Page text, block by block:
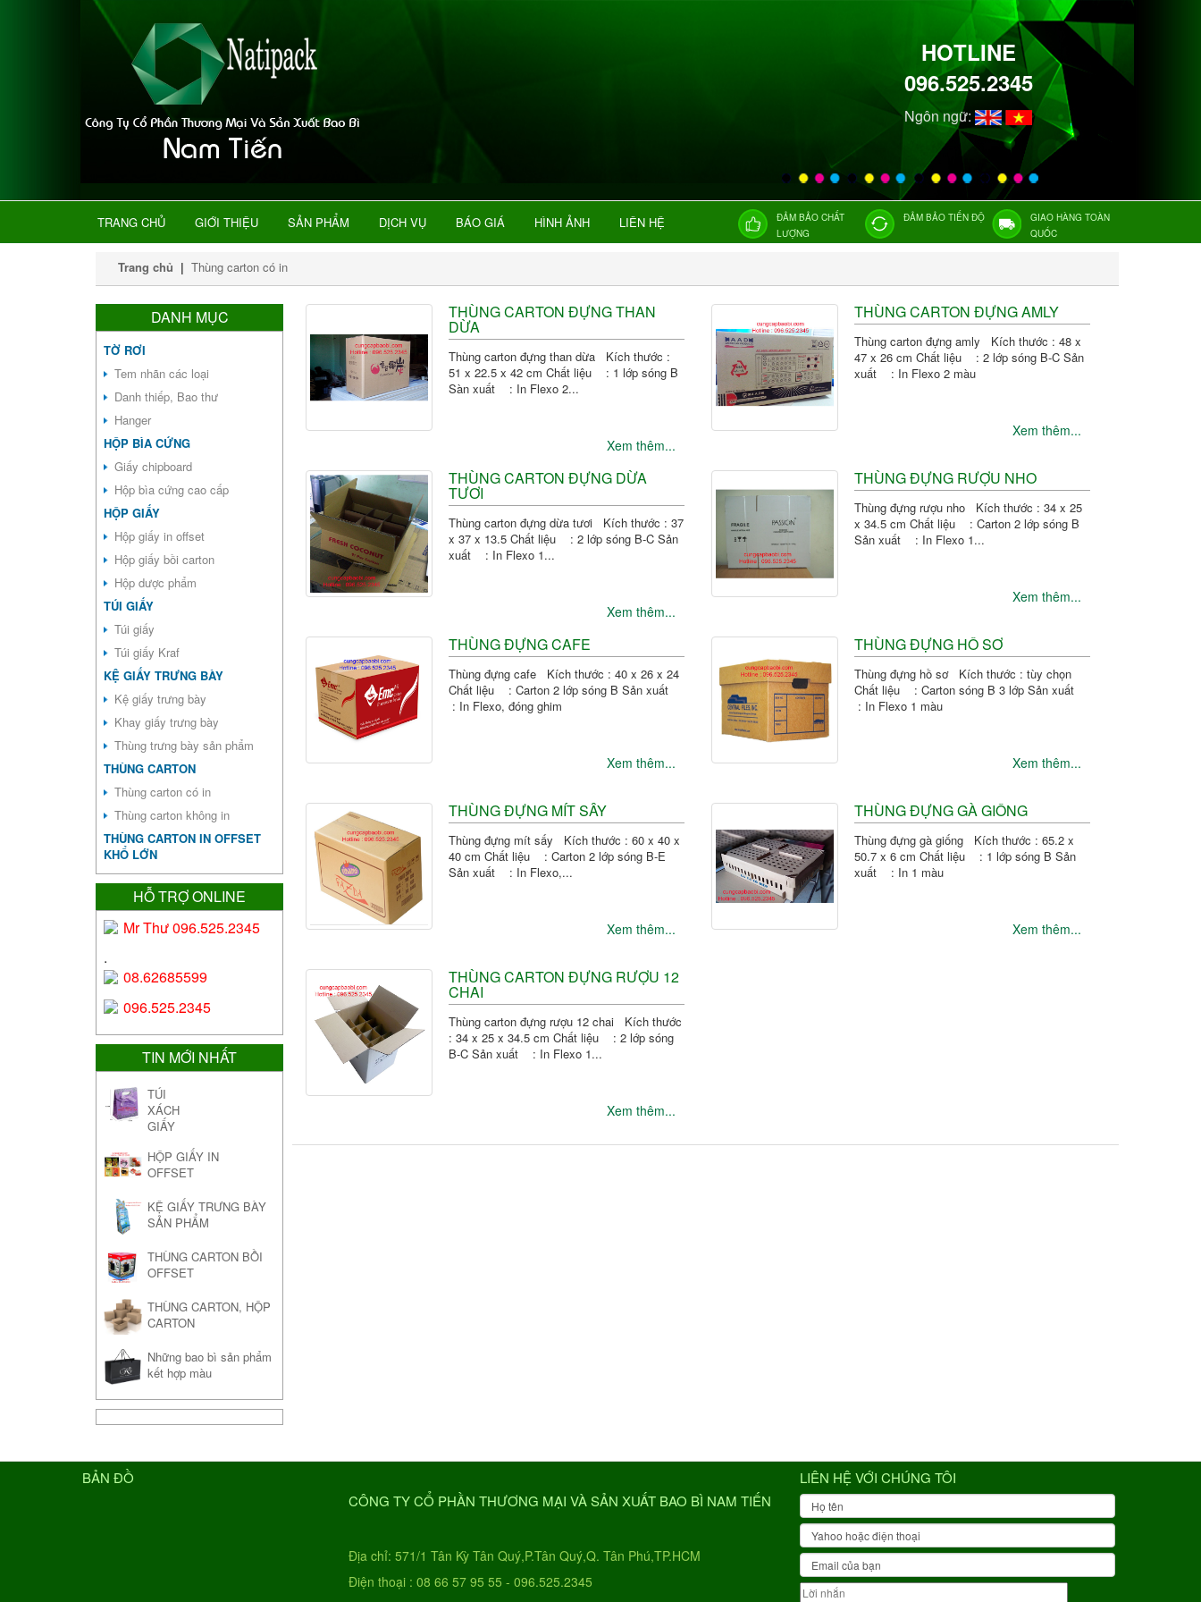
HOTLINE
096.525.2345
Ngôn ngữ:
TRANG CHỦ GIỚI THIỆU SẢN PHẨM DỊCH VỤ BÁO GIÁ HÌNH ẢNH LIÊN HỆ
ĐẢM BẢO CHẤT
LƯỢNG
ĐẢM BẢO TIẾN ĐỘ
GIAO HÀNG TOÀN
QUỐC
Trang chủ | Thùng carton có in
DANH MỤC
TỜ RƠI
Tem nhãn các loại
Danh thiếp, Bao thư
Hanger
HỘP BÌA CỨNG
Giấy chipboard
Hộp bìa cứng cao cấp
HỘP GIẤY
Hộp giấy in offset
Hộp giấy bồi carton
Hộp dược phẩm
TÚI GIẤY
Túi giấy
Túi giấy Kraf
KỆ GIẤY TRƯNG BÀY
Kệ giấy trưng bày
Khay giấy trưng bày
Thùng trưng bày sản phẩm
THÙNG CARTON
Thùng carton có in
Thùng carton không in
THÙNG CARTON IN OFFSET
KHỔ LỚN
HỖ TRỢ ONLINE
Mr Thư 096.525.2345
.
08.62685599
096.525.2345
TIN MỚI NHẤT
TÚI
XÁCH
GIẤY
HỘP GIẤY IN
OFFSET
KỆ GIẤY TRƯNG BÀY
SẢN PHẨM
THÙNG CARTON BỒI
OFFSET
THÙNG CARTON, HỘP
CARTON
Những bao bì sản phẩm
kết hợp màu
THÙNG CARTON ĐỰNG THAN
DỪA
Thùng carton đựng than dừa Kích thước :
51 x 22.5 x 42 cm Chất liệu : 1 lớp sóng B
Sàn xuất : In Flexo 2...
Xem thêm...
THÙNG CARTON ĐỰNG AMLY
Thùng carton đựng amly Kích thước : 48 x
47 x 26 cm Chất liệu : 2 lớp sóng B-C Sản
xuất : In Flexo 2 màu
Xem thêm...
THÙNG CARTON ĐỰNG DỪA
TƯƠI
Thùng carton đựng dừa tươi Kích thước : 37
x 37 x 13.5 Chất liệu : 2 lớp sóng B-C Sản
xuất : In Flexo 1...
Xem thêm...
THÙNG ĐỰNG RƯỢU NHO
Thùng đựng rượu nho Kích thước : 34 x 25
x 34.5 cm Chất liệu : Carton 2 lớp sóng B
Sản xuất : In Flexo 1...
Xem thêm...
THÙNG ĐỰNG CAFE
Thùng đựng cafe Kích thước : 40 x 26 x 24
Chất liệu : Carton 2 lớp sóng B Sản xuất
: In Flexo, đóng ghim
Xem thêm...
THÙNG ĐỰNG HỒ SƠ
Thùng đựng hồ sơ Kích thước : tùy chọn
Chất liệu : Carton sóng B 3 lớp Sản xuất
: In Flexo 1 màu
Xem thêm...
THÙNG ĐỰNG MÍT SẤY
Thùng đựng mít sấy Kích thước : 60 x 40 x
40 cm Chất liệu : Carton 2 lớp sóng B-E
Sản xuất : In Flexo,...
Xem thêm...
THÙNG ĐỰNG GÀ GIỐNG
Thùng đựng gà giống Kích thước : 65.2 x
50.7 x 6 cm Chất liệu : 1 lớp sóng B Sản
xuất : In 1 màu
Xem thêm...
THÙNG CARTON ĐỰNG RƯỢU 12
CHAI
Thùng carton đựng rượu 12 chai Kích thước
: 34 x 25 x 34.5 cm Chất liệu : 2 lớp sóng
B-C Sản xuất : In Flexo 1...
Xem thêm...
BẢN ĐỒ
CÔNG TY CỔ PHẦN THƯƠNG MẠI VÀ SẢN XUẤT BAO BÌ NAM TIẾN
Địa chỉ: 571/1 Tân Kỳ Tân Quý,P.Tân Quý,Q. Tân Phú,TP.HCM
Điện thoại : 08 66 57 95 55 - 096.525.2345
LIÊN HỆ VỚI CHÚNG TÔI